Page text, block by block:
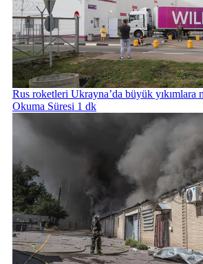
Rus roketleri Ukrayna’da büyük yıkımlara
Okuma Süresi 1 dk